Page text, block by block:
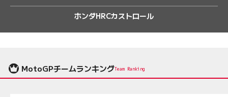
ホンダHRCカストロール
MotoGPチームランキングTeam Ranking